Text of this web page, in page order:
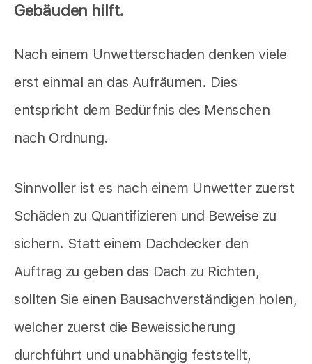
Gebäuden hilft.
Nach einem Unwetterschaden denken viele
erst einmal an das Aufräumen. Dies
entspricht dem Bedürfnis des Menschen
nach Ordnung.
Sinnvoller ist es nach einem Unwetter zuerst
Schäden zu Quantifizieren und Beweise zu
sichern. Statt einem Dachdecker den
Auftrag zu geben das Dach zu Richten,
sollten Sie einen Bausachverständigen holen,
welcher zuerst die Beweissicherung
durchführt und unabhängig feststellt,